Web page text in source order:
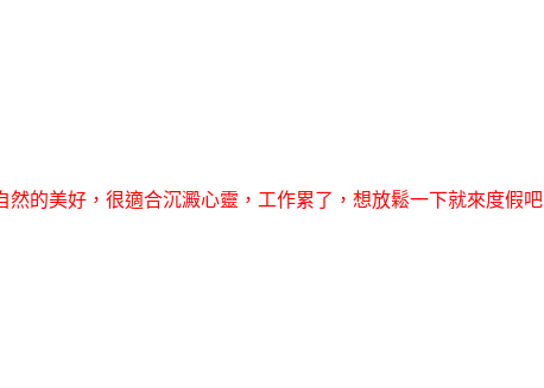
的美好，很適合沉澱心靈，工作累了，想放鬆一下就來度假吧